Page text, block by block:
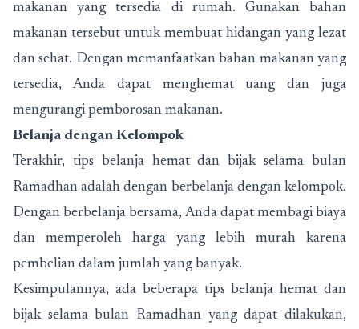
makanan yang tersedia di rumah. Gunakan bahan
makanan tersebut untuk membuat hidangan yang lezat
dan sehat. Dengan memanfaatkan bahan makanan yang
tersedia, Anda dapat menghemat uang dan juga
mengurangi pemborosan makanan.
Belanja dengan Kelompok
Terakhir, tips belanja hemat dan bijak selama bulan
Ramadhan adalah dengan berbelanja dengan kelompok.
Dengan berbelanja bersama, Anda dapat membagi biaya
dan memperoleh harga yang lebih murah karena
pembelian dalam jumlah yang banyak.
Kesimpulannya, ada beberapa tips belanja hemat dan
bijak selama bulan Ramadhan yang dapat dilakukan,